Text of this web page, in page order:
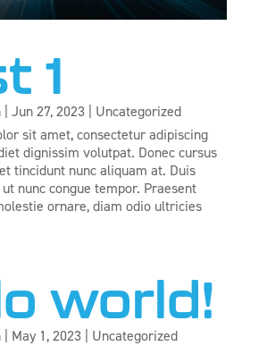
1
| Jun 27, 2023| Uncategorized
sit amet, consectetur adipiscing
dignissim volutpat. Donec cursus
tincidunt nunc aliquam at. Duis
nunc congue tempor. Praesent
ornare, diam odio ultricies
world!
| May 1, 2023| Uncategorized